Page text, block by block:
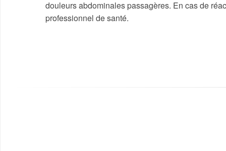
douleurs abdominales passagères. En cas de
professionnel de santé.